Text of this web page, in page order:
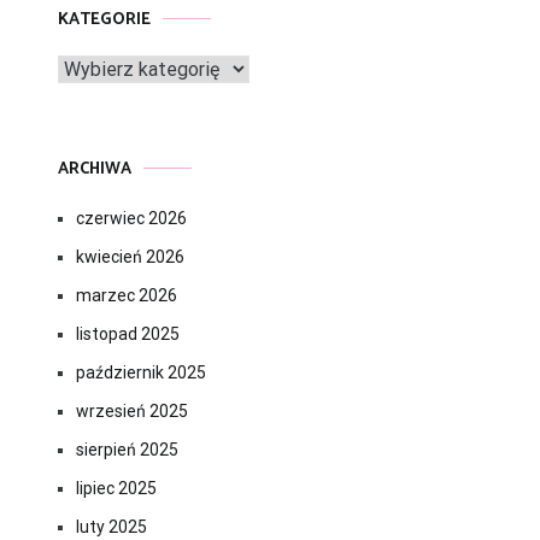
KATEGORIE
Kategorie
ARCHIWA
czerwiec 2026
kwiecień 2026
marzec 2026
listopad 2025
październik 2025
wrzesień 2025
sierpień 2025
lipiec 2025
luty 2025